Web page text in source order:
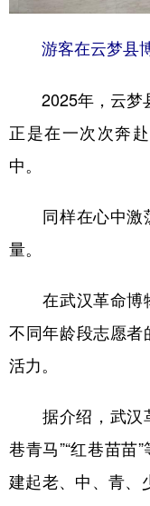
游客在云梦县
2025年，云梦县
正是在一次次奔
中。
同样在心中激荡
量。
在武汉革命博物
不同年龄段志愿者
活力。
据介绍，武汉革
巷青马”“红巷苗苗
建起老、中、青、